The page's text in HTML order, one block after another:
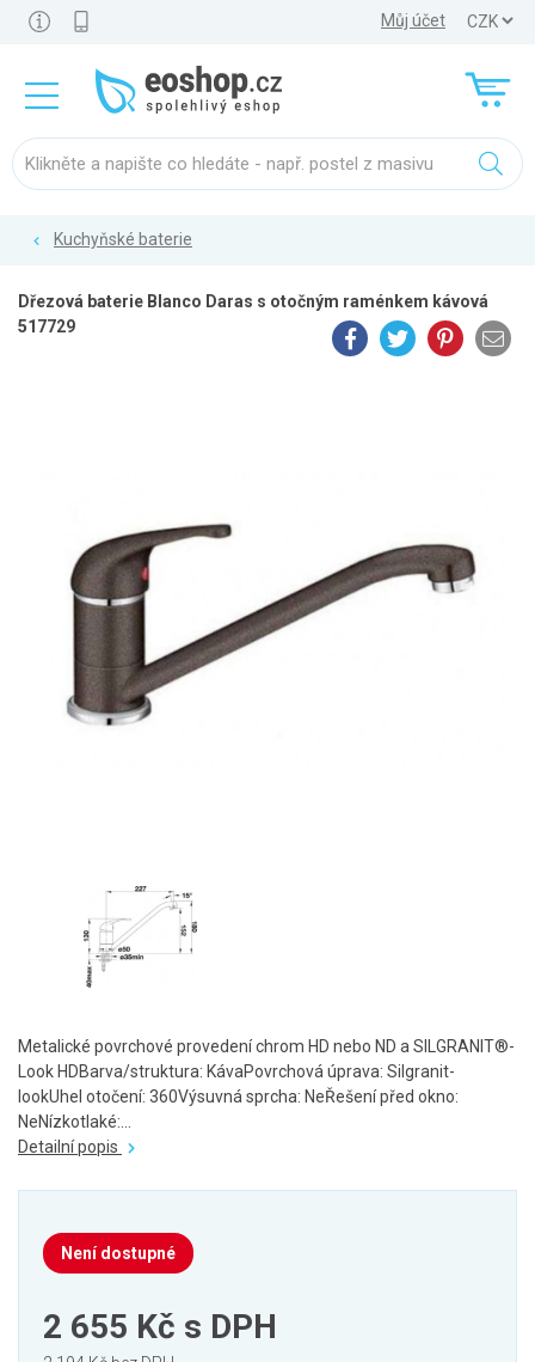
Můj účet
Kuchyňské baterie
Dřezová baterie Blanco Daras s otočným raménkem kávová
517729
Metalické povrchové provedení chrom HD nebo ND a SILGRANIT®-
Look HDBarva/struktura: KávaPovrchová úprava: Silgranit-
lookUhel otočení: 360Výsuvná sprcha: NeŘešení před okno:
NeNízkotlaké:...
Detailní popis
Není dostupné
2 655 Kč s DPH